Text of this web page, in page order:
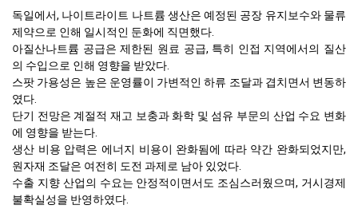
독일에서, 나이트라이트 나트륨 생산은 예정된 공장 유지보수와 물류
제약으로 인해 일시적인 둔화에 직면했다.
아질산나트륨 공급은 제한된 원료 공급, 특히 인접 지역에서의 질산
의 수입으로 인해 영향을 받았다.
스팟 가용성은 높은 운영률이 가변적인 하류 조달과 겹치면서 변동하
였다.
단기 전망은 계절적 재고 보충과 화학 및 섬유 부문의 산업 수요 변화
에 영향을 받는다.
생산 비용 압력은 에너지 비용이 완화됨에 따라 약간 완화되었지만,
원자재 조달은 여전히 도전 과제로 남아 있었다.
수출 지향 산업의 수요는 안정적이면서도 조심스러웠으며, 거시경제
불확실성을 반영하였다.